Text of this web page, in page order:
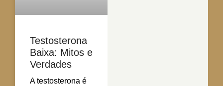
Testosterona
Baixa: Mitos e
Verdades
A testosterona é